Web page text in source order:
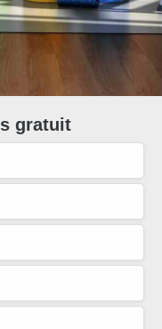
gratuit